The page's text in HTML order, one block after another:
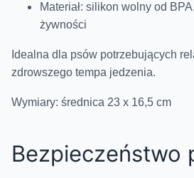
Materiał: silikon wolny od
żywności
Idealna dla psów potrzebujących
zdrowszego tempa jedzenia.
Wymiary: średnica 23 x 16,5 cm
Bezpieczeństwo